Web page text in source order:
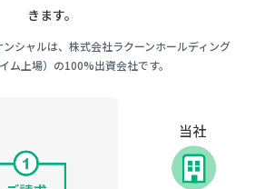
きます。
シャルは、株式会社ラクーンホールディング
ム上場）の100%出資会社です。